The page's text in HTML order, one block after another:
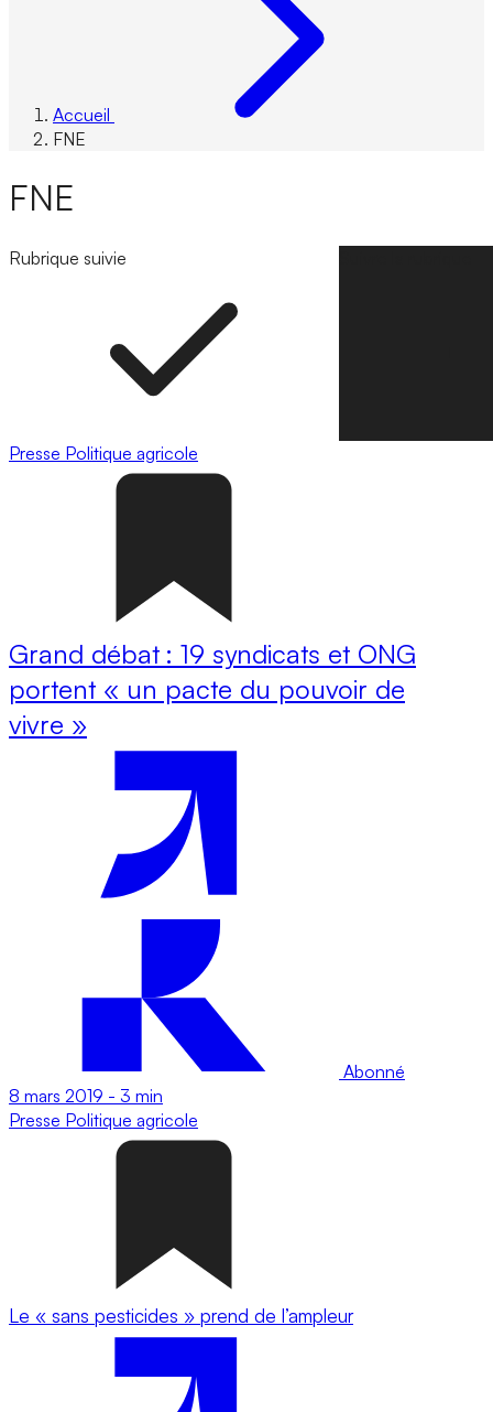
Accueil
FNE
FNE
Rubrique suivie
Presse Politique agricole
Grand débat : 19 syndicats et ONG
portent « un pacte du pouvoir de
vivre »
Abonné
8 mars 2019 - 3 min
Presse Politique agricole
Le « sans pesticides » prend de l’ampleur